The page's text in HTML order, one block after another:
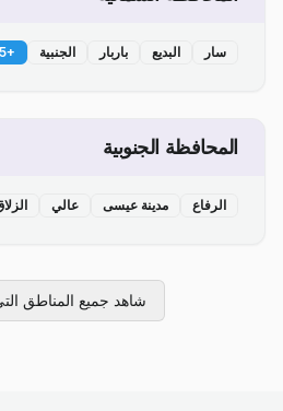
سار البديع باربار الجنبية +
المحافظة الجنوبية
الرفاع مدينة عيسى عالي
شاهد جميع المناطق